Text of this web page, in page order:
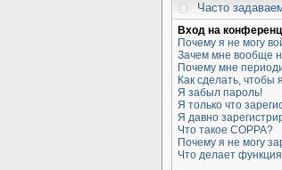
Часто
Вход на
Почему я не могу
Зачем мне вообще
Почему мне
Как сделать, чтобы
Я забыл пароль!
Я только что
Я давно
Что такое COPPA?
Почему я не могу
Что делает